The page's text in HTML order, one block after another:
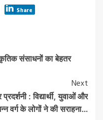
Share
संसाधनों का बेहतर
Next
: विद्यार्थी, युवाओं और
वर्ग के लोगों ने की सराहना…